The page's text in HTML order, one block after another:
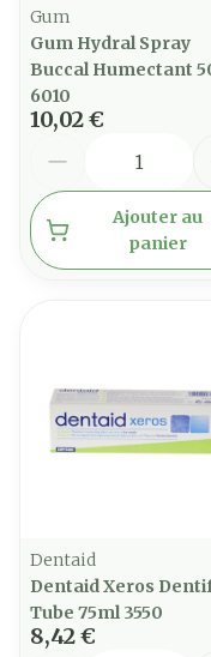
Gum
Gum Hydral Spray
Buccal Humectant
6010
10,02 €
Ajouter au
panier
Dentaid
Dentaid Xeros
Tube 75ml 3550
8,42 €